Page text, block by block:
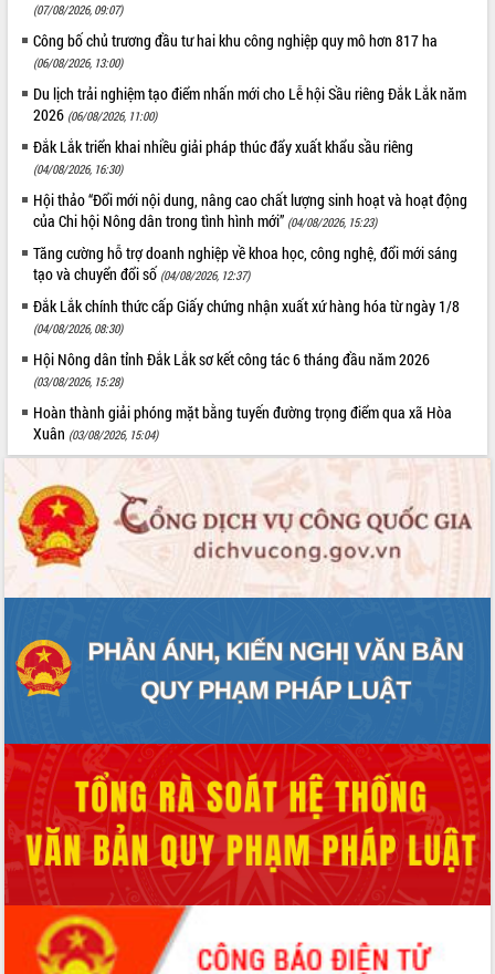
(07/08/2026, 09:07)
Công bố chủ trương đầu tư hai khu công nghiệp quy mô hơn 817 ha
(06/08/2026, 13:00)
Du lịch trải nghiệm tạo điểm nhấn mới cho Lễ hội Sầu riêng Đắk Lắk năm
2026 (06/08/2026, 11:00)
Đắk Lắk triển khai nhiều giải pháp thúc đẩy xuất khẩu sầu riêng
(04/08/2026, 16:30)
Hội thảo “Đổi mới nội dung, nâng cao chất lượng sinh hoạt và hoạt động
của Chi hội Nông dân trong tình hình mới” (04/08/2026, 15:23)
Tăng cường hỗ trợ doanh nghiệp về khoa học, công nghệ, đổi mới sáng
tạo và chuyển đổi số (04/08/2026, 12:37)
Đắk Lắk chính thức cấp Giấy chứng nhận xuất xứ hàng hóa từ ngày 1/8
(04/08/2026, 08:30)
Hội Nông dân tỉnh Đắk Lắk sơ kết công tác 6 tháng đầu năm 2026
(03/08/2026, 15:28)
Hoàn thành giải phóng mặt bằng tuyến đường trọng điểm qua xã Hòa
Xuân (03/08/2026, 15:04)